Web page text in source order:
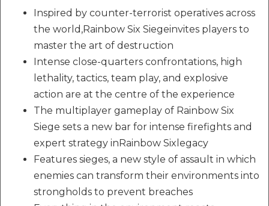
Inspired by counter-terrorist operatives across
the world,Rainbow Six Siegeinvites players to
master the art of destruction
Intense close-quarters confrontations, high
lethality, tactics, team play, and explosive
action are at the centre of the experience
The multiplayer gameplay of Rainbow Six
Siege sets a new bar for intense firefights and
expert strategy inRainbow Sixlegacy
Features sieges, a new style of assault in which
enemies can transform their environments into
strongholds to prevent breaches